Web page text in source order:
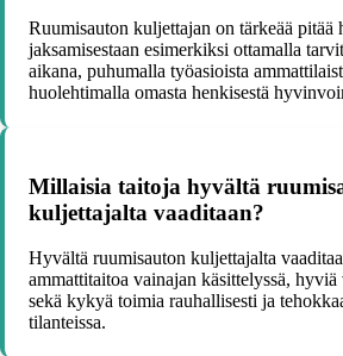
Ruumisauton kuljettajan on tärkeää pitää
jaksamisestaan esimerkiksi ottamalla
aikana, puhumalla työasioista
huolehtimalla omasta henkisestä
Millaisia taitoja hyvältä
kuljettajalta vaaditaan?
Hyvältä ruumisauton kuljettajalta
ammattitaitoa vainajan käsittelyssä,
sekä kykyä toimia rauhallisesti ja
tilanteissa.